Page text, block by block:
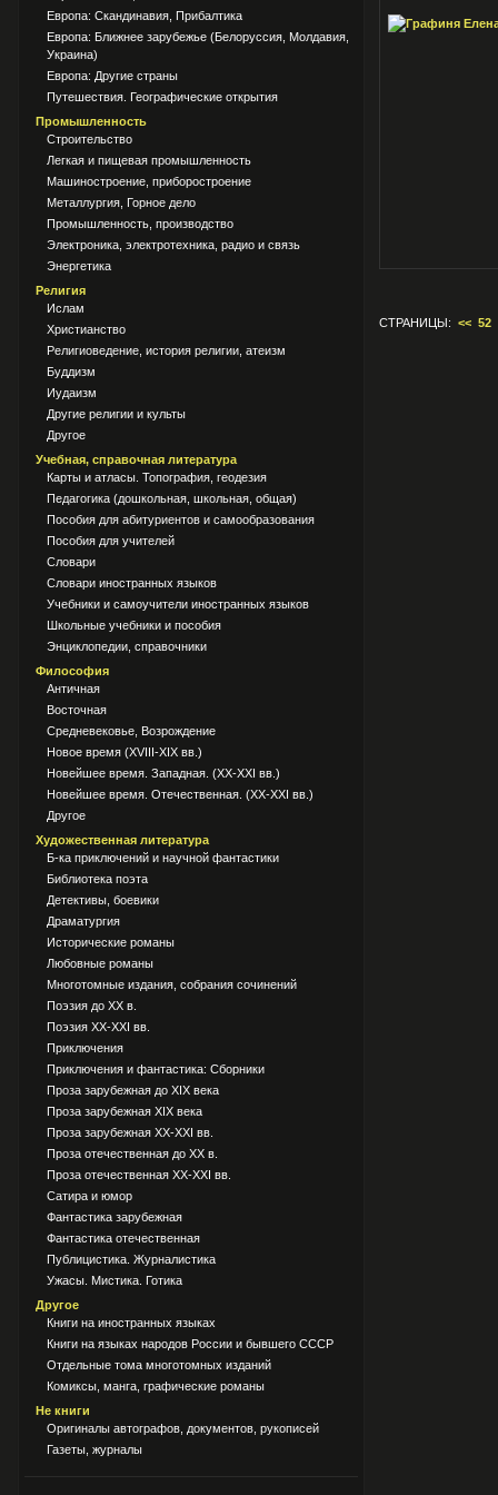
Европа: Скандинавия, Прибалтика
Европа: Ближнее зарубежье (Белоруссия, Молдавия,
Украина)
Европа: Другие страны
Путешествия. Географические открытия
Промышленность
Строительство
Легкая и пищевая промышленность
Машиностроение, приборостроение
Металлургия, Горное дело
Промышленность, производство
Электроника, электротехника, радио и связь
Энергетика
Религия
Ислам
Христианство
Религиоведение, история религии, атеизм
Буддизм
Иудаизм
Другие религии и культы
Другое
Учебная, справочная литература
Карты и атласы. Топография, геодезия
Педагогика (дошкольная, школьная, общая)
Пособия для абитуриентов и самообразования
Пособия для учителей
Словари
Словари иностранных языков
Учебники и самоучители иностранных языков
Школьные учебники и пособия
Энциклопедии, справочники
Философия
Античная
Восточная
Средневековье, Возрождение
Новое время (XVIII-XIX вв.)
Новейшее время. Западная. (XX-XXI вв.)
Новейшее время. Отечественная. (XX-XXI вв.)
Другое
Художественная литература
Б-ка приключений и научной фантастики
Библиотека поэта
Детективы, боевики
Драматургия
Исторические романы
Любовные романы
Многотомные издания, собрания сочинений
Поэзия до XX в.
Поэзия XX-XXI вв.
Приключения
Приключения и фантастика: Сборники
Проза зарубежная до XIX века
Проза зарубежная XIX века
Проза зарубежная XX-XXI вв.
Проза отечественная до XX в.
Проза отечественная XX-XXI вв.
Сатира и юмор
Фантастика зарубежная
Фантастика отечественная
Публицистика. Журналистика
Ужасы. Мистика. Готика
Другое
Книги на иностранных языках
Книги на языках народов России и бывшего СССР
Отдельные тома многотомных изданий
Комиксы, манга, графические романы
Не книги
Оригиналы автографов, документов, рукописей
Газеты, журналы
СТРАНИЦЫ: << 52